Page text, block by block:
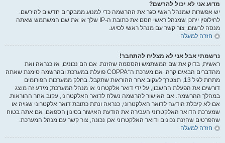
מדוע אני לא יכול להרשם?
יש אפשרות שמנהל ראשי סגר את ההרשמה כדי למנוע ממבקרים חדשים להירשם.
לחילופין ייתכן שמנהל ראשי חסם את כתובת ה-IP שלך או את שם המשתמש שאתה
מנסה לרשום. צור קשר עם מנהל ראשי לסיוע.
חזרה למעלה
נרשמתי אבל אני לא מצליח להתחבר!
ראשית, בדוק את שם המשתמש והססמה שהזנת. אם הם נכונים, אז כנראה ואת
מהדברים הבאים קרה. אם מערכת ה־COPPA פועלת במערכת ובהרשמה סימנת שאתה
מתחת לגיל 13, תצטרך לעקוב אחר ההוראות שתקבל. בחלק ממערכות הפורומים
דורשים את הפעלת החשבון, על ידי דואר אלקטרוני או מנהל המערכת; מידע זה מוצג
במהלך ההרשמה. אם האישור להרשמה נשלח לדואר האלקטרוני, עקוב אחר ההוראות.
אם לא קיבלת הודעה לדואר האלקטרוני, כנראה ונתת כתובת דואר אלקטרוני שגויה או
שמערכת הדואר האלקטרוני העבירה את הודעת האישור בסינון הספאם. אם אתה בטוח
שהפרטים שהזנת נכונים ודואר האלקטרוני אכן נכונה, צור קשר עם מנהל המערכת.
חזרה למעלה